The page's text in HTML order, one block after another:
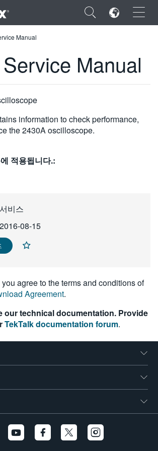
×
Manual
Manual
information to check performance,
the 2430A oscilloscope.
적용됩니다.:
서비스
2016-08-15
agree to the terms and conditions of
Agreement.
our technical documentation. Provide
TekTalk documentation forum.